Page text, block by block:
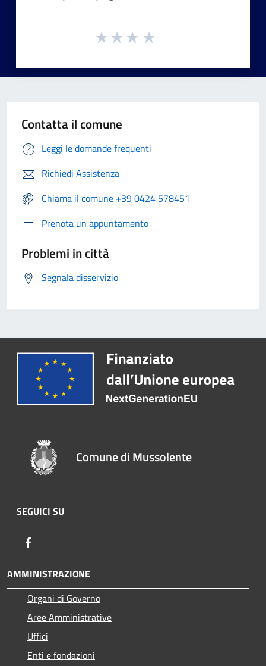
Contatta il comune
Leggi le domande frequenti
Richiedi Assistenza
Chiama il comune +39 0424 578451
Prenota un appuntamento
Problemi in città
Segnala disservizio
Comune di Mussolente
SEGUICI SU
AMMINISTRAZIONE
Organi di Governo
Aree Amministrative
Uffici
Enti e fondazioni